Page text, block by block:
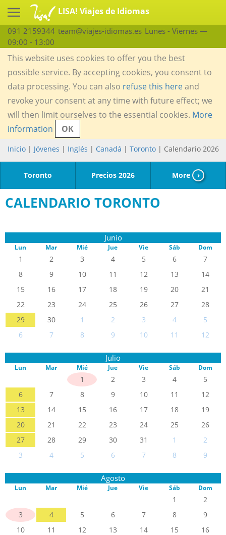
LISA! Viajes de Idiomas
091 2159344 team@viajes-idiomas.es Lunes - Viernes —
09:00 - 13:00
This website uses cookies to offer you the best
possible service. By accepting cookies, you consent to
data processing. You can also refuse this hereand
revoke your consent at any time with future effect; we
will then limit ourselves to the essential cookies. More
information
OK
Inicio | Jóvenes | Inglés | Canadá | Toronto | Calendario 2026
Toronto Precios 2026 More ›
CALENDARIO TORONTO
Junio
Lun Mar Mié Jue Vie Sáb Dom
1 2 3 4 5 6
7
8
9 10 11 12 13
14
15
16 17 18 19 20
21
22
23 24 25 26 27
28
29
30 1 2 3 4
5
6
7 8 9 10 11 12
Julio
Lun Mar Mié Jue Vie Sáb Dom
1 2 3 4
5
6
7 8 9 10 11
12
13
14 15 16 17 18
19
20
21 22 23 24 25
26
27
28 29 30 31 1
2
3
4 5 6 7 8 9
Agosto
Lun Mar Mié Jue Vie Sáb Dom
1
2
3
4 5 6 7 8
9
10
11 12 13 14 15
16